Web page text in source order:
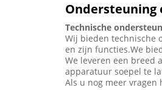
Ondersteuning
Technische
Wij bieden technische
en zijn functies.We
We leveren een breed
apparatuur soepel te
Als u nog meer vragen